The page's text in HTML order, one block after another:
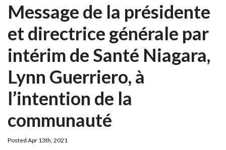
Message de la présidente
et directrice générale par
intérim de Santé Niagara,
Lynn Guerriero, à
l’intention de la
communauté
Posted Apr 13th, 2021